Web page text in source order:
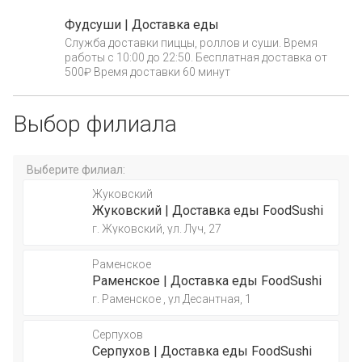
Фудсуши | Доставка еды
Служба доставки пиццы, роллов и суши. Время
работы с 10:00 до 22:50. Бесплатная доставка от
500₽ Время доставки 60 минут
Выбор филиала
Выберите филиал:
Жуковский
Жуковский | Доставка еды FoodSushi
г. Жуковский, ул. Луч, 27
Раменское
Раменское | Доставка еды FoodSushi
г. Раменское , ул Десантная, 1
Серпухов
Серпухов | Доставка еды FoodSushi